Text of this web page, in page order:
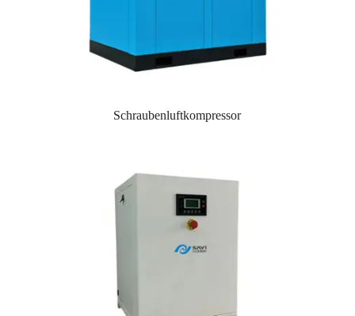
Schraubenluftkompressor